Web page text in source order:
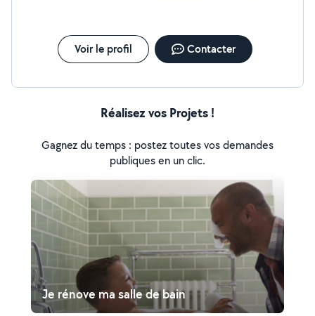
intérieur - Placo:créations des cloisons ou des plafonds
suspendus. -Menuiserie:meubles sur mesure/kit, pose
porte battante/coulissante -Electricité :dépannage ou
remise aux normes
Voir le profil Contacter
Réalisez vos Projets !
Gagnez du temps : postez toutes vos demandes
publiques en un clic.
Je rénove ma salle de bain